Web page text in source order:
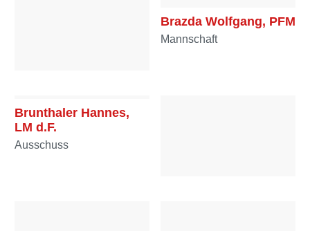
Mannschaft
Brazda Wolfgang, PFM
Mannschaft
Brunthaler Hannes,
LM d.F.
Ausschuss